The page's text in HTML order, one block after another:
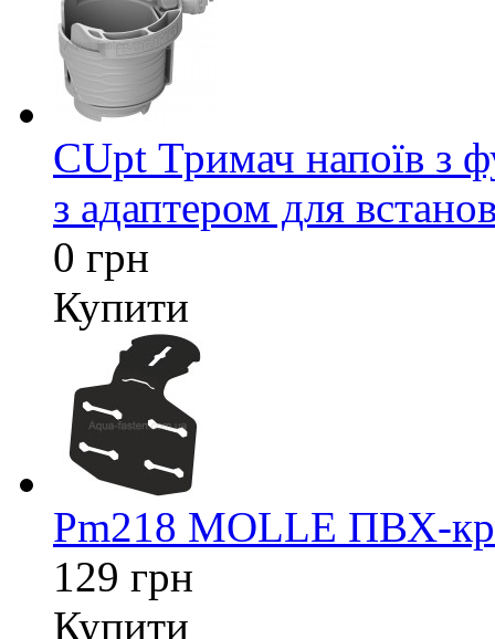
CUpt Тримач напоїв з
з адаптером для
0 грн
Купити
Pm218 MOLLE ПВХ-
129 грн
Купити